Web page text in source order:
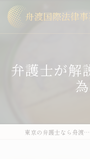
弁護士が解
東京の弁護士なら舟渡国際法律事務所